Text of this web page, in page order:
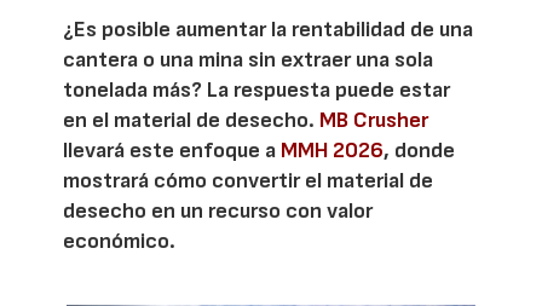
¿Es posible aumentar la rentabilidad de una
cantera o una mina sin extraer una sola
tonelada más? La respuesta puede estar
en el material de desecho. MB Crusher
llevará este enfoque a MMH 2026, donde
mostrará cómo convertir el material de
desecho en un recurso con valor
económico.